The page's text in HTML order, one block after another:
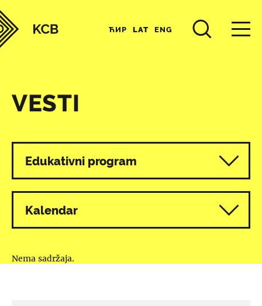
ЋИР LAT ENG
VESTI
Svi programi
Edukativni program
Kalendar
Nema sadržaja.